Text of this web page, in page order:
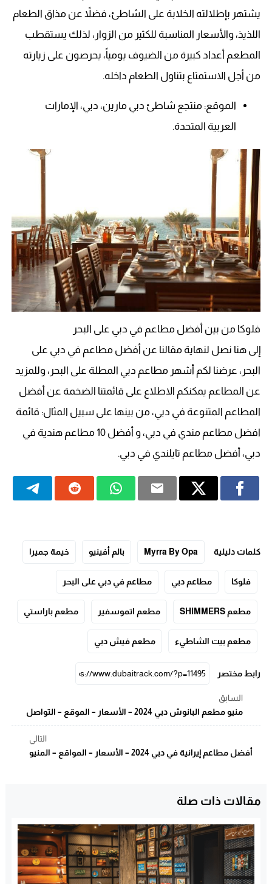
يشتهر بإطلالته الخلابة على الشاطئ، فضلاً عن مذاق الطعام
اللذيذ، والأسعار المناسبة للكثير من الزوار، لذلك يستقطب
المطعم أعداد كبيرة من الضيوف يومياً، يحرصون على زيارته
من أجل الاستمتاع بتناول الطعام داخله.
الموقع: منتجع شاطئ دبي مارين، دبي، الإمارات
العربية المتحدة.
فلوكا من بين أفضل مطاعم في دبي على البحر
إلى هنا نصل لنهاية مقالنا عن أفضل مطاعم في دبي على
البحر، عرضنا لكم أشهر مطاعم دبي المطلة على البحر، وللمزيد
عن المطاعم يمكنكم الاطلاع على قائمتنا الضخمة عن أفضل
المطاعم المتنوعة في دبي، من بينها على سبيل المثال: قائمة
افضل مطاعم مندي في دبي، و أفضل 10 مطاعم هندية في
دبي، أفضل مطاعم تايلندي في دبي.
كلمات دليلية Myrra By Opa بالم أفينيو خيمة جميرا
فلوكا مطاعم دبي مطاعم في دبي على البحر
مطعم SHIMMERS مطعم اتموسفير مطعم باراستي
مطعم بيت الشاطيء مطعم فيش دبي
رابط مختصر
السابق
منيو مطعم البانوش دبي 2024 – الأسعار – الموقع – التواصل
التالي
أفضل مطاعم إيرانية في دبي 2024 – الأسعار – المواقع – المنيو
مقالات ذات صلة